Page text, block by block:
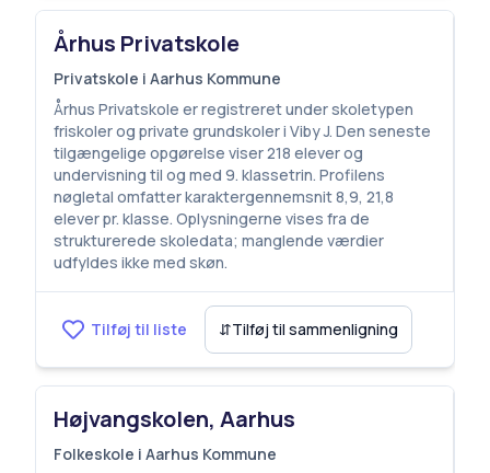
Århus Privatskole
Privatskole i Aarhus Kommune
Århus Privatskole er registreret under skoletypen
friskoler og private grundskoler i Viby J. Den seneste
tilgængelige opgørelse viser 218 elever og
undervisning til og med 9. klassetrin. Profilens
nøgletal omfatter karaktergennemsnit 8,9, 21,8
elever pr. klasse. Oplysningerne vises fra de
strukturerede skoledata; manglende værdier
udfyldes ikke med skøn.
Tilføj til liste ⇵Tilføj til sammenligning
Højvangskolen, Aarhus
Folkeskole i Aarhus Kommune